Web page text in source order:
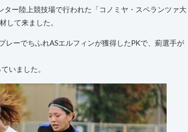
ー陸上競技場で行われた「コノミヤ・スペランツァ大
して来ました。
ーでちふれASエルフィンが獲得したPKで、薊選手が
いました。